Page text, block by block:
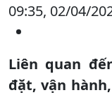
09:35, 02/04/
Liên quan
đặt, vận